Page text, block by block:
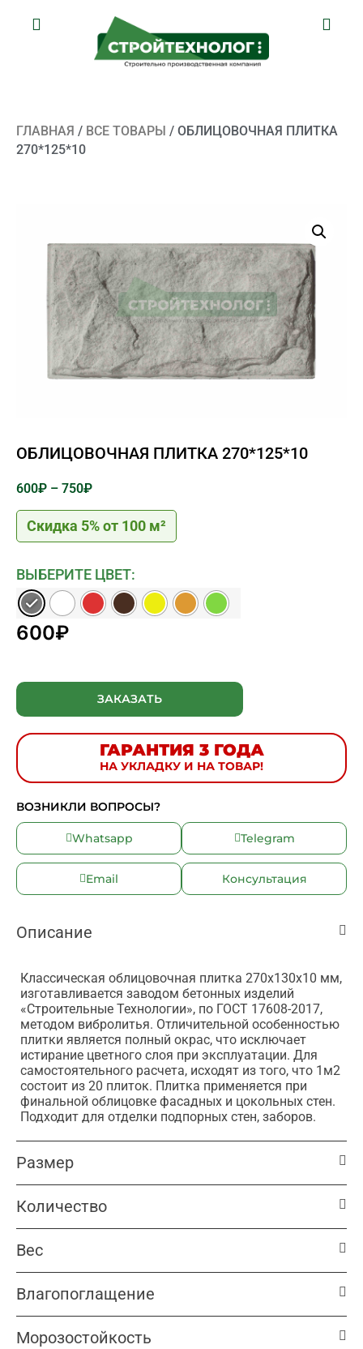
ГЛАВНАЯ / ВСЕ ТОВАРЫ / ОБЛИЦОВОЧНАЯ ПЛИТКА
270*125*10
ОБЛИЦОВОЧНАЯ ПЛИТКА 270*125*10
600₽ – 750₽
Скидка 5% от 100 м²
ВЫБЕРИТЕ ЦВЕТ:
600₽
ЗАКАЗАТЬ
ГАРАНТИЯ 3 ГОДА
НА УКЛАДКУ И НА ТОВАР!
ВОЗНИКЛИ ВОПРОСЫ?
Whatsapp Telegram
Email Консультация
Описание
Классическая облицовочная плитка 270х130х10 мм,
изготавливается заводом бетонных изделий
«Строительные Технологии», по ГОСТ 17608-2017,
методом вибролитья. Отличительной особенностью
плитки является полный окрас, что исключает
истирание цветного слоя при эксплуатации. Для
самостоятельного расчета, исходят из того, что 1м2
состоит из 20 плиток. Плитка применяется при
финальной облицовке фасадных и цокольных стен.
Подходит для отделки подпорных стен, заборов.
Размер
Количество
Вес
Влагопоглащение
Морозостойкость